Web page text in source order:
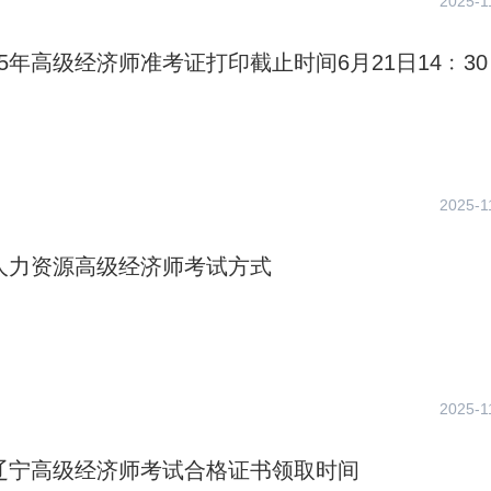
年高级经济师准考证打印截止时间6月21日14﹕30
2025-
力资源高级经济师考试方式
2025-
宁高级经济师考试合格证书领取时间